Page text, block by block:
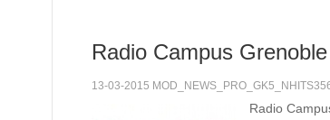
Radio Campus Grenoble
13-03-2015
Radio